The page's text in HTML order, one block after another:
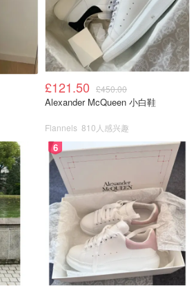
£121.50 £450.00
Alexander McQueen 小白鞋
Flannels 810人感兴趣
6